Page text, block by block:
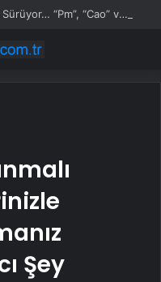
Özgür Özel’in Yeni Parti Mesaisi Sürüyor… “Pm”, “Cao” ve “Myk” Toplantılarına Başkanlık Etti
Şey